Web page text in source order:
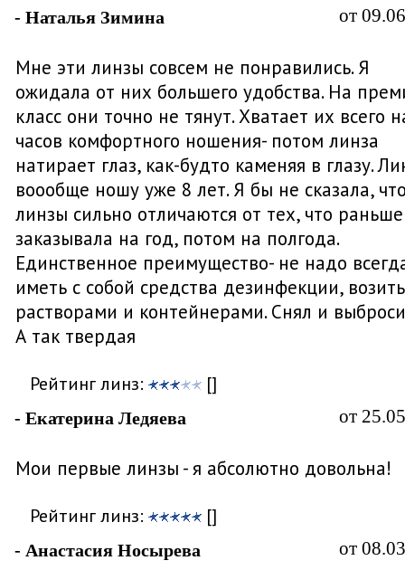
- Наталья Зимина от
Мне эти линзы совсем не понравились. Я
ожидала от них большего удобства. На
класс они точно не тянут. Хватает их всего
часов комфортного ношения- потом линза
натирает глаз, как-будто каменяя в глазу.
воообще ношу уже 8 лет. Я бы не сказала,
линзы сильно отличаются от тех, что
заказывала на год, потом на полгода.
Единственное преимущество- не надо
иметь с собой средства дезинфекции,
растворами и контейнерами. Снял и
А так твердая
Рейтинг линз: []
- Екатерина Ледяева от
Мои первые линзы - я абсолютно довольна!
Рейтинг линз: []
- Анастасия Носырева от